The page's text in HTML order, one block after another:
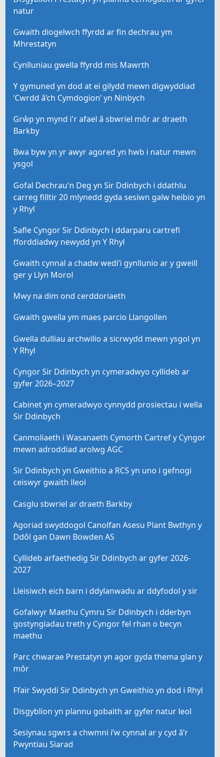
natur
Gwaith diogelwch ffyrdd ar fin dechrau ym
Mhrestatyn
Cynlluniau gwella ffyrdd mis Mawrth
Y gymuned yn dod at ei gilydd mewn digwyddiad
‘Cwrdd â’ch Cymdogion’ yn Ninbych
Grŵp yn mynd i'r afael â sbwriel môr ar draeth
Barkby
Bwa byw yn yr awyr agored yn hwb i natur mewn
ysgol
Gofal Dechrau'n Deg yn Sir Ddinbych i ddathlu
carreg filltir 20 mlynedd gyda sesiwn galw heibio yn
y Rhyl
Safle Cyngor Sir Ddinbych i ddarparu cartrefi
fforddiadwy newydd yn Y Rhyl
Gwaith cynnal a chadw wedi’i gynllunio ar y gweill
ger y Llyn Morol
Mwy na dim ond cerddoriaeth
Gwaith gwella ym maes parcio Llangollen
Gwella dulliau archwilio a sicrwydd mewn ysgol yn
Y Rhyl
Cyngor Sir Ddinbych yn cymeradwyo cyllideb ar
gyfer 2026–2027
Cabinet yn cymeradwyo cynnydd prosiectau i wella
Sir Ddinbych
Canmoliaeth i Wasanaeth Cymorth Cartref y Cyngor
mewn adroddiad arolwg AGC
Sir Ddinbych yn Gweithio a RCS yn uno i gefnogi
ceiswyr gwaith lleol
Casglu sbwriel ar draeth Barkby
Agoriad swyddogol Canolfan Asesu Plant Bwthyn y
Ddôl gan Dawn Bowden AS
Cyllideb arfaethedig Sir Ddinbych ar gyfer 2026-
2027
Lleisiwch eich barn i ddylanwadu ar ddyfodol y sir
Gofalwyr Maethu Cymru Sir Ddinbych i dderbyn
gostyngiadau treth y Cyngor fel rhan o becyn
maethu
Parc chwarae Prestatyn yn agor gyda thema glan y
môr
Ffair Swyddi Sir Ddinbych yn Gweithio yn dod i Rhyl
Disgyblion yn plannu gobaith ar gyfer natur leol
Sesiynau sgwrs a chwmni i’w cynnal ar y cyd â’r
Pwyntiau Siarad